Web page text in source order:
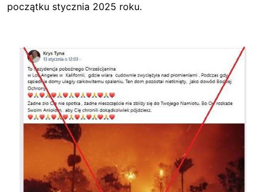
początku stycznia 2025 roku.
Image